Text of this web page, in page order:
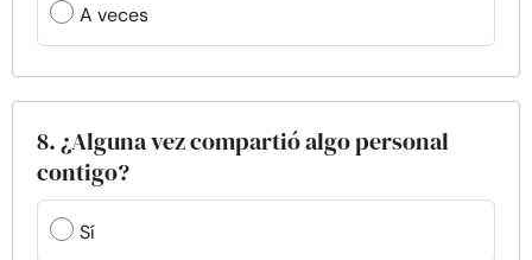
A veces
8. ¿Alguna vez compartió algo personal
contigo?
Sí